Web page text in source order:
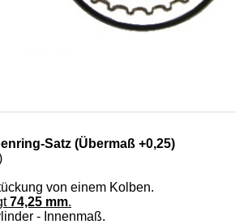
Satz (Übermaß +0,25)
von einem Kolben.
74,25 mm.
- Innenmaß.